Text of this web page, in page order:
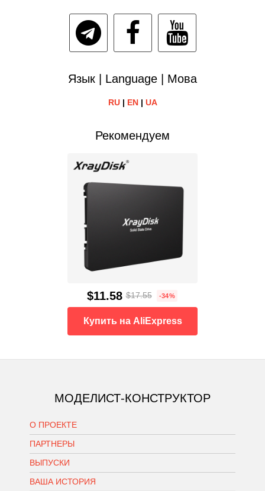
Язык | Language | Мова
RU| EN| UA
Рекомендуем
$11.58 $17.55 -34%
Купить на AliExpress
МОДЕЛИСТ-КОНСТРУКТОР
О ПРОЕКТЕ
ПАРТНЕРЫ
ВЫПУСКИ
ВАША ИСТОРИЯ